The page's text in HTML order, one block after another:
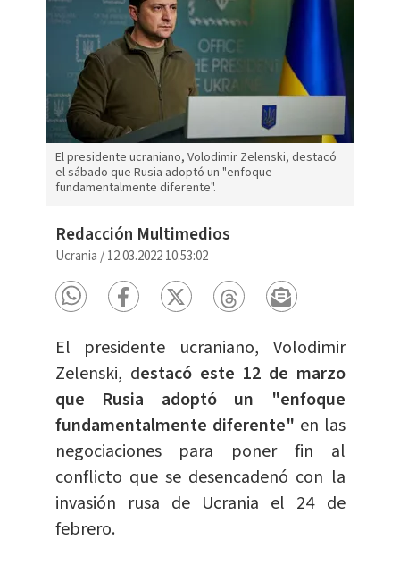
El presidente ucraniano, Volodimir Zelenski, destacó
el sábado que Rusia adoptó un "enfoque
fundamentalmente diferente".
Redacción Multimedios
Ucrania /12.03.2022 10:53:02
El presidente ucraniano, Volodimir
Zelenski, destacó este 12 de marzo
que Rusia adoptó un "enfoque
fundamentalmente diferente" en las
negociaciones para poner fin al
conflicto que se desencadenó con la
invasión rusa de Ucrania el 24 de
febrero.